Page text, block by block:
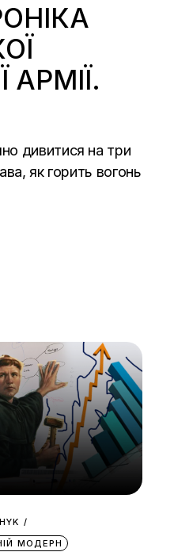
АРМІЇ.
дивитися на три
як горить вогонь
МОДЕРН